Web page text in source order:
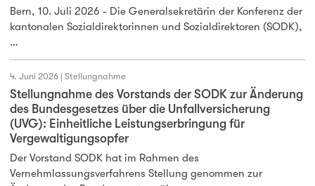
Bern, 10. Juli 2026 - Die Generalsekretärin der Konferenz der
kantonalen Sozialdirektorinnen und Sozialdirektoren (SODK),
…
4. Juni 2026 | Stellungnahme
Stellungnahme des Vorstands der SODK zur Änderung
des Bundesgesetzes über die Unfallversicherung
(UVG): Einheitliche Leistungserbringung für
Vergewaltigungsopfer
Der Vorstand SODK hat im Rahmen des
Vernehmlassungsverfahrens Stellung genommen zur